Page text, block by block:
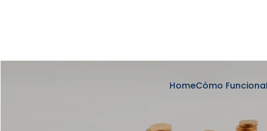
HomeCómo Funciona